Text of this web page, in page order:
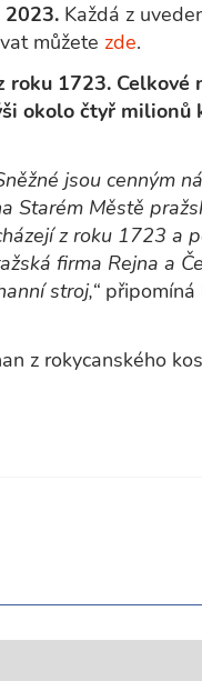
2023. Každá z
můžete zde.
roku 1723.
okolo čtyř milionů
jsou cenným
Starém Městě
z roku 1723 a
firma Rejna a
stroj,“ připomíná
z rokycanského